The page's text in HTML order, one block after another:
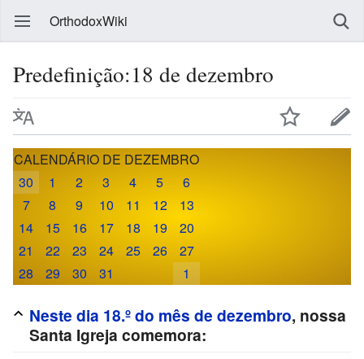
OrthodoxWiki
Predefinição:18 de dezembro
CALENDÁRIO DE DEZEMBRO
30
1 2 3 4 5
6
7
8 9 10 11 12
13
14
15 16 17 18 19
20
21
22 23 24 25 26
27
28
29 30 31 1
Neste dia 18.º do mês de dezembro, nossa
Santa Igreja comemora: